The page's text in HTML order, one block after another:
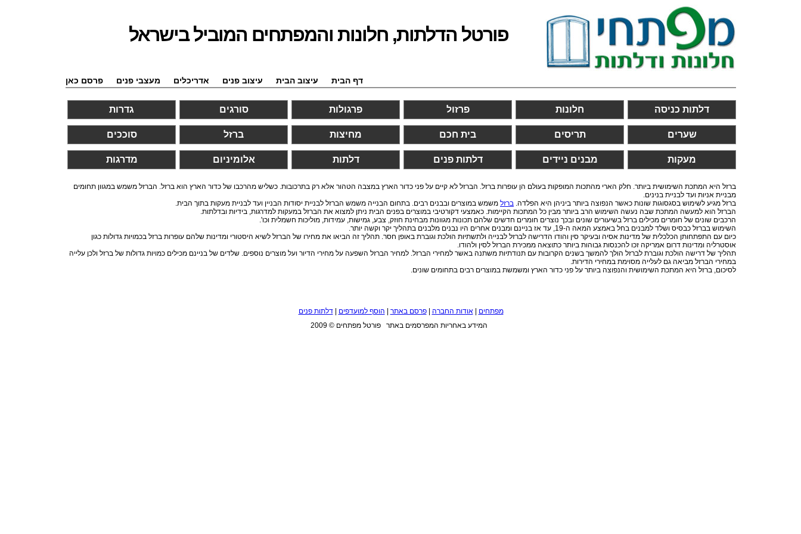
פורטל הדלתות, חלונות והמפתחים המוביל בישראל
דף הבית עיצוב הבית עיצוב פנים אדריכלים מעצבי פנים פרסם כאן
דלתות כניסה חלונות פרזול פרגולות סורגים גדרות
שערים תריסים בית חכם מחיצות ברזל סוככים
מעקות מבנים ניידים דלתות פנים דלתות אלומיניום מדרגות
ברזל היא המתכת השימושית ביותר. חלק הארי מהתכות המופקות בעולם הן עופרות ברזל. הברזל לא קיים על פני כדור הארץ במצבה הטהור אלא רק בתרכובות. כשליש מהרכבו של כדור הארץ הוא ברזל. הברזל משמש במגוון תחומים
מבניית אניות ועד לבניית בנינים.
ברזל מגיע לשימוש בסגסוגות שונות כאשר הנפוצה ביותר ביניהן היא הפלדה. ברזל משמש במוצרים ובבנים רבים. בתחום הבנייה משמש הברזל לבניית יסודות הבניין ועד לבניית מעקות בתוך הבית.
הברזל הוא למעשה המתכת שבה נעשה השימוש הרב ביותר מבין כל המתכות הקיימות. כאמצעי דקורטיבי במוצרים בפנים הבית ניתן למצוא את הברזל במעקות למדרגות, בידיות ובדלתות.
הרכבים שונים של חומרים מכילים ברזל בשיעורים שונים ובכך נוצרים חומרים חדשים שלהם תכונות מגוונות מבחינת חוזק, צבע, גמישות, עמידות, מוליכות חשמלית וכו'.
השימוש בברזל כבסיס ושלד למבנים בחל באמצע המאה ה-19, עד אז בניינם ומבנים אחרים היו נבנים מלבנים בתהליך יקר וקשה יותר.
כיום עם התפתחותן הכלכלית של מדינות אסיה ובעיקר סין והודו הדרישה לברזל לבנייה ולתשתיות הולכת וגוברת באופן חסר. תהליך זה הביאו את מחירו של הברזל לשיא היסטורי ומדינות שלהם עופרות ברזל בכמויות גדולות כגון
אוסטרליה ומדינות דרום אמריקה זכו להכנסות גבוהות ביותר כתוצאה ממכירת הברזל לסין ולהודו.
תהליך של דרישה הולכת וגוברת לברזל הולך להמשך בשנים הקרובות עם תנודתיות משתנה באשר למחירי הברזל. למחיר הברזל השפעה על מחירי הדיור ועל מוצרים נוספים. שלדים של בניינם מכילים כמויות גדולות של ברזל ולכן עלייה
במחירי הברזל מביאה גם לעלייה מסוימת במחירי הדירות.
לסיכום, ברזל היא המתכת השימושית והנפוצה ביותר על פני כדור הארץ ומשמשת במוצרים רבים בתחומים שונים.
מפתחים |אודות החברה |פרסם באתר הוסף למועדפים |דלתות פנים
המידע באחריות המפרסמים באתר פורטל מפתחים © 2009